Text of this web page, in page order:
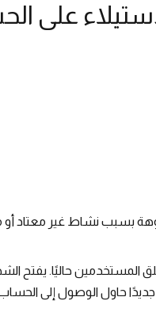
على
بسبب نشاط غير معتاد
المستخدمين حاليًا. يفتح
حاول الوصول إلى